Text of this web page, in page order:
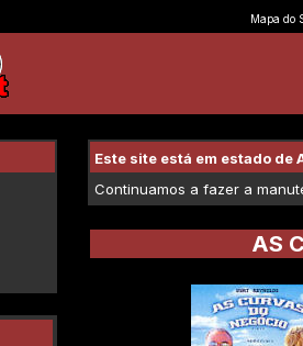
Mapa do
Este site está em estado de
Continuamos a fazer a
AS